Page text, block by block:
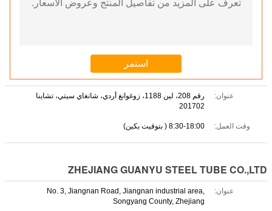
عنوان:
رقم 208، لين 1188، زوغوانغ أردي، شانغاي سيتي، تشاينا
201702
وقت العمل: 8:30-18:00 ( بتوقيت بكين)
ZHEJIANG GUANYU STEEL TUBE CO.,LTD
عنوان:
No. 3, Jiangnan Road, Jiangnan industrial area,
Songyang County, Zhejiang